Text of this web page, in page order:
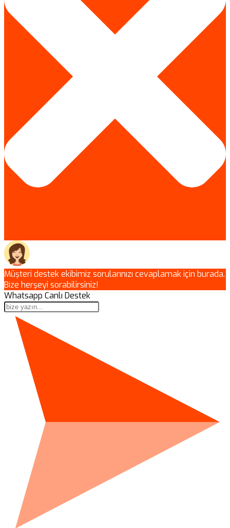
Müşteri destek ekibimiz sorularınızı cevaplamak için burada.
Bize herşeyi sorabilirsiniz!
Whatsapp Canlı Destek